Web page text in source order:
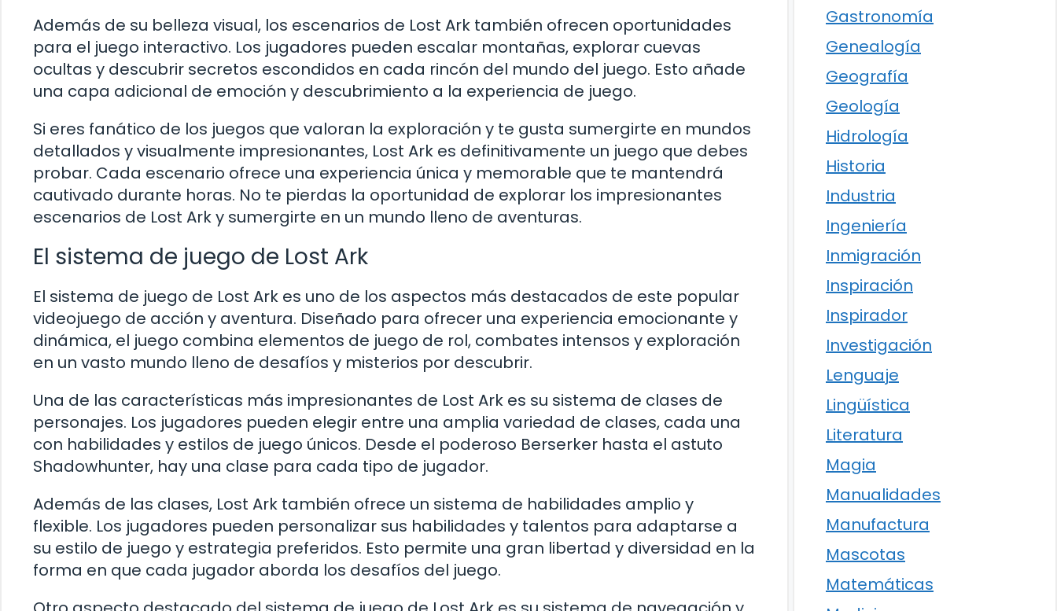
Además de su belleza visual, los escenarios de Lost Ark también ofrecen oportunidades
para el juego interactivo. Los jugadores pueden escalar montañas, explorar cuevas
ocultas y descubrir secretos escondidos en cada rincón del mundo del juego. Esto añade
una capa adicional de emoción y descubrimiento a la experiencia de juego.
Si eres fanático de los juegos que valoran la exploración y te gusta sumergirte en mundos
detallados y visualmente impresionantes, Lost Ark es definitivamente un juego que debes
probar. Cada escenario ofrece una experiencia única y memorable que te mantendrá
cautivado durante horas. No te pierdas la oportunidad de explorar los impresionantes
escenarios de Lost Ark y sumergirte en un mundo lleno de aventuras.
El sistema de juego de Lost Ark
El sistema de juego de Lost Ark es uno de los aspectos más destacados de este popular
videojuego de acción y aventura. Diseñado para ofrecer una experiencia emocionante y
dinámica, el juego combina elementos de juego de rol, combates intensos y exploración
en un vasto mundo lleno de desafíos y misterios por descubrir.
Una de las características más impresionantes de Lost Ark es su sistema de clases de
personajes. Los jugadores pueden elegir entre una amplia variedad de clases, cada una
con habilidades y estilos de juego únicos. Desde el poderoso Berserker hasta el astuto
Shadowhunter, hay una clase para cada tipo de jugador.
Además de las clases, Lost Ark también ofrece un sistema de habilidades amplio y
flexible. Los jugadores pueden personalizar sus habilidades y talentos para adaptarse a
su estilo de juego y estrategia preferidos. Esto permite una gran libertad y diversidad en la
forma en que cada jugador aborda los desafíos del juego.
Gastronomía
Genealogía
Geografía
Geología
Hidrología
Historia
Industria
Ingeniería
Inmigración
Inspiración
Inspirador
Investigación
Lenguaje
Lingüística
Literatura
Magia
Manualidades
Manufactura
Mascotas
Matemáticas